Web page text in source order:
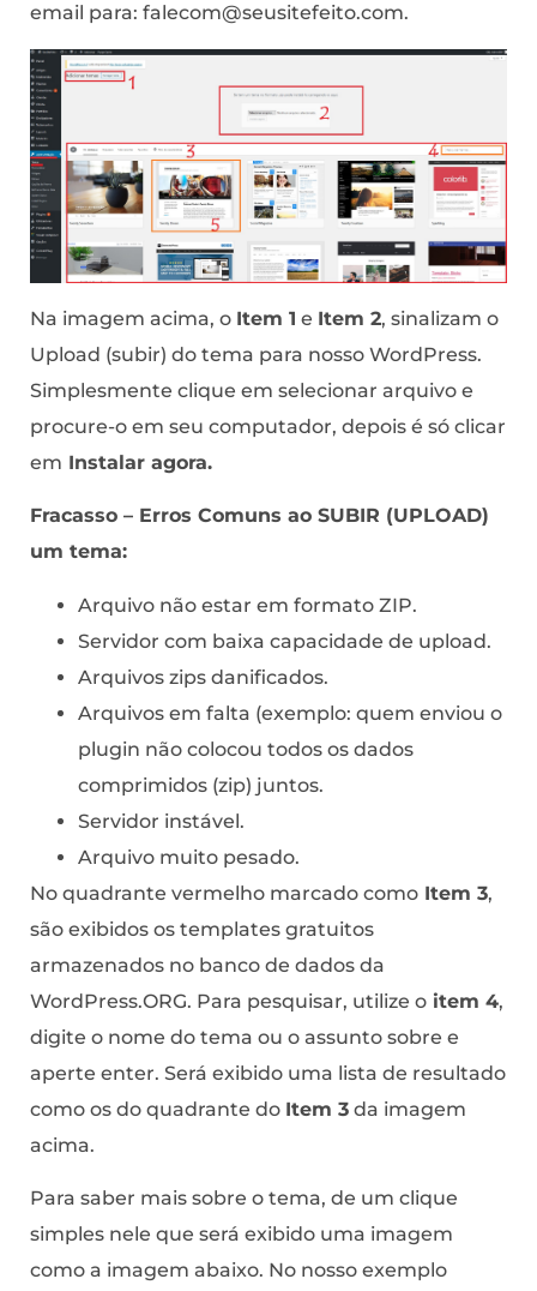
email para: falecom@seusitefeito.com.
Na imagem acima, o Item 1 e Item 2, sinalizam o
Upload (subir) do tema para nosso WordPress.
Simplesmente clique em selecionar arquivo e
procure-o em seu computador, depois é só clicar
em Instalar agora.
Fracasso – Erros Comuns ao SUBIR (UPLOAD)
um tema:
Arquivo não estar em formato ZIP.
Servidor com baixa capacidade de upload.
Arquivos zips danificados.
Arquivos em falta (exemplo: quem enviou o
plugin não colocou todos os dados
comprimidos (zip) juntos.
Servidor instável.
Arquivo muito pesado.
No quadrante vermelho marcado como Item 3,
são exibidos os templates gratuitos
armazenados no banco de dados da
WordPress.ORG. Para pesquisar, utilize o item 4,
digite o nome do tema ou o assunto sobre e
aperte enter. Será exibido uma lista de resultado
como os do quadrante do Item 3 da imagem
acima.
Para saber mais sobre o tema, de um clique
simples nele que será exibido uma imagem
como a imagem abaixo. No nosso exemplo